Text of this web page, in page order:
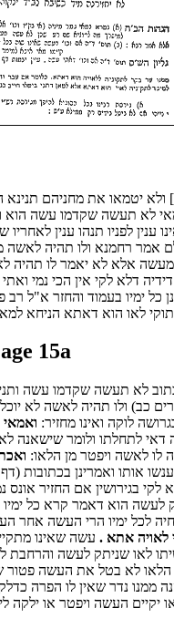
ולא יטמאו את מחניהם
לא תעשה שקדמו עשה
לפניו תנהו ענין לאחריו
רחמנא ולו תהיה לאשה
מעשה אלא לא יאמר לו
דלא לקי אין הכי נמי
כל ימיו בעמוד והחזר
לאו הוא דאתא הניחא
15a
לא תעשה שקדמו עשה
ולו תהיה לאשה לא
לוקה ואינו מחזיר: ואמאי
לתחלתו ולומר שישאנה
לו לאשה ויפטר מן הלאו:
אותו ואמרינן בכתובות (דף
בגירושין אם החזיר אונס
לעשה הוא דאמר קרא כל
לכל ימיו הרי העשה אחר
לאויה אתא . עשה שאינו
לאו שניתק לעשה והרחבת
לא בטל את העשה
נדר שאין לו הפרה
העשה ויפטר או ילקה